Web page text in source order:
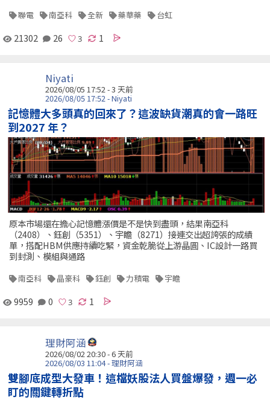
聯電 南亞科 全新 藥華藥 台虹
21302 26 1
Niyati
2026/08/05 17:52 - 3 天前
2026/08/05 17:52 - Niyati
記憶體大多頭真的回來了？這波缺貨潮真的會一路旺
到2027 年？
原本市場還在擔心記憶體漲價是不是快到盡頭，結果南亞科
（2408）、鈺創（5351）、宇瞻（8271）接連交出超誇張的成績
單，搭配HBM供應持續吃緊，資金乾脆從上游晶圓、IC設計一路買
到封測、模組與通路
南亞科 晶豪科 鈺創 力積電 宇瞻
9959 0 1
理財阿涵
2026/08/02 20:30 - 6 天前
2026/08/03 11:04 - 理財阿涵
雙腳底成型大發車！這檔妖股法人買盤爆發，週一必
盯的關鍵轉折點